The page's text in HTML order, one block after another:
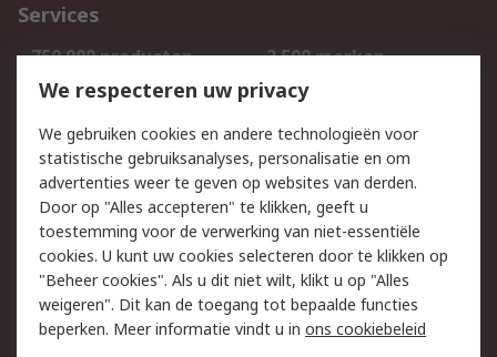
Services
750.000 producten
2.500 merken
Bestellen
Inkoopoplossingen
Track & Trace
Wettelijk
Cookiebeleid
Email veiligheid
Privacybeleid
Websitevoorwaarden
Algemene
verkoopvoorwaarden
We respecteren uw privacy
We gebruiken cookies en andere technologieën voor
statistische gebruiksanalyses, personalisatie en om
advertenties weer te geven op websites van derden.
Door op "Alles accepteren" te klikken, geeft u
toestemming voor de verwerking van niet-essentiële
cookies. U kunt uw cookies selecteren door te klikken op
"Beheer cookies". Als u dit niet wilt, klikt u op "Alles
weigeren". Dit kan de toegang tot bepaalde functies
beperken. Meer informatie vindt u in ons cookiebeleid